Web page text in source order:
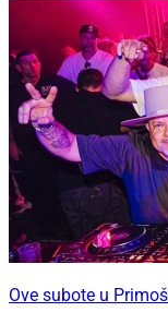
Ove subote u